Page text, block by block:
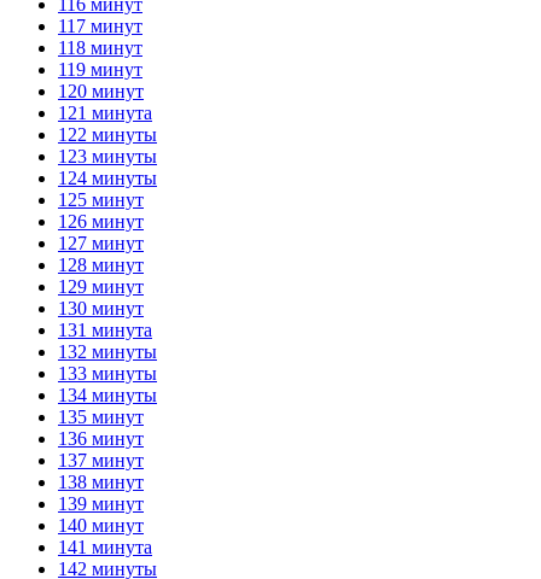
117 минут
118 минут
119 минут
120 минут
121 минута
122 минуты
123 минуты
124 минуты
125 минут
126 минут
127 минут
128 минут
129 минут
130 минут
131 минута
132 минуты
133 минуты
134 минуты
135 минут
136 минут
137 минут
138 минут
139 минут
140 минут
141 минута
142 минуты